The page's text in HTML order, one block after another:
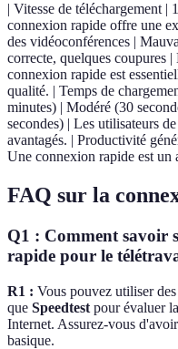
| Vitesse de téléchargement
connexion rapide offre une
des vidéoconférences |
correcte, quelques coupures
connexion rapide est
qualité. | Temps de
minutes) | Modéré (30
secondes) | Les utilisateurs
avantagés. | Productivité
Une connexion rapide est un
FAQ sur la
Q1 : Comment savoir
rapide pour le
R1 : Vous pouvez utiliser
que Speedtest pour évaluer
Internet. Assurez-vous
basique.